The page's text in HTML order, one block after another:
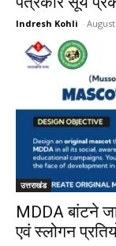
Indresh Kohli -
उत्तराखंड
MDDA बांटने
एवं स्लोगन